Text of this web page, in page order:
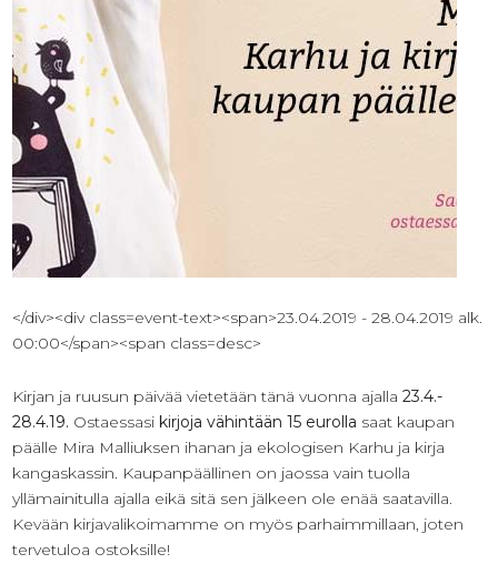
</div><div class=event-text><span>23.04.2019 - 28.04.2019 alk.
00:00</span><span class=desc>
Kirjan ja ruusun päivää vietetään tänä vuonna ajalla23.4.-
28.4.19. Ostaessasi kirjoja vähintään 15 eurolla saat kaupan
päälle Mira Malliuksen ihanan ja ekologisen Karhu ja kirja
kangaskassin. Kaupanpäällinen on jaossa vain tuolla
yllämainitulla ajalla eikä sitä sen jälkeen ole enää saatavilla.
Kevään kirjavalikoimamme on myös parhaimmillaan, joten
tervetuloa ostoksille!